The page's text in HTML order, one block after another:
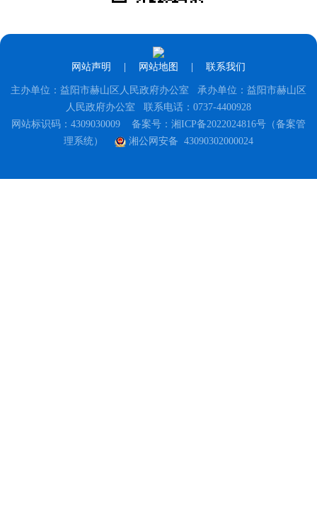
网站声明 网站地图 联系我们
主办单位：益阳市赫山区人民政府办公室 承办单位：益阳市赫山区
人民政府办公室 联系电话：0737-4400928
网站标识码：4309030009 备案号：湘ICP备2022024816号（备案管
理系统）
湘公网安备 43090302000024